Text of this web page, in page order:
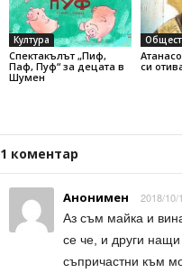
Култура
Спектакълът „Пиф,
Паф, Пуф“ за децата в
Шумен
си
1 коментар
Анонимен
2018/10/
Аз съм майка и
се че, и други
съпричастни към